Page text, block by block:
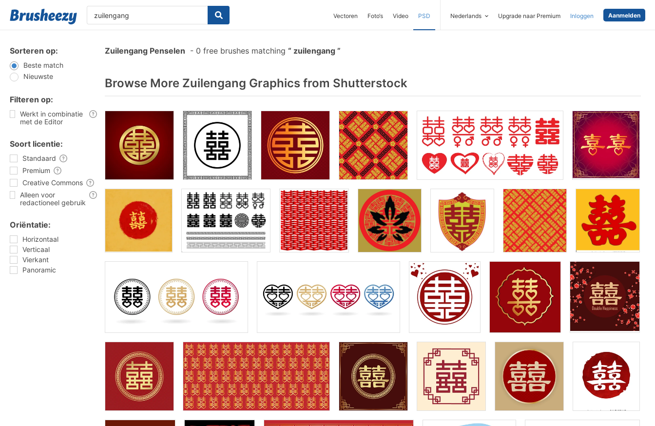
Vectoren Foto‘s Video PSD Nederlands Upgrade naar Premium Inloggen Aanmelden
Sorteren op:
Beste match
Nieuwste
Filteren op:
Werkt in combinatie
met de Editor
Soort licentie:
Standaard
Premium
Creative Commons
Alleen voor
redactioneel gebruik
Oriëntatie:
Horizontaal
Verticaal
Vierkant
Panoramic
Zuilengang Penselen - 0 free brushes matching zuilengang
Browse More Zuilengang Graphics from Shutterstock